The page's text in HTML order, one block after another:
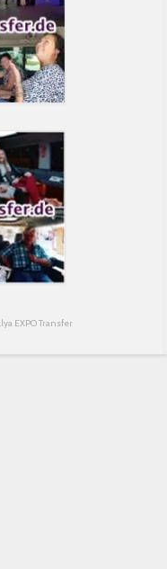
EXPO Transfer